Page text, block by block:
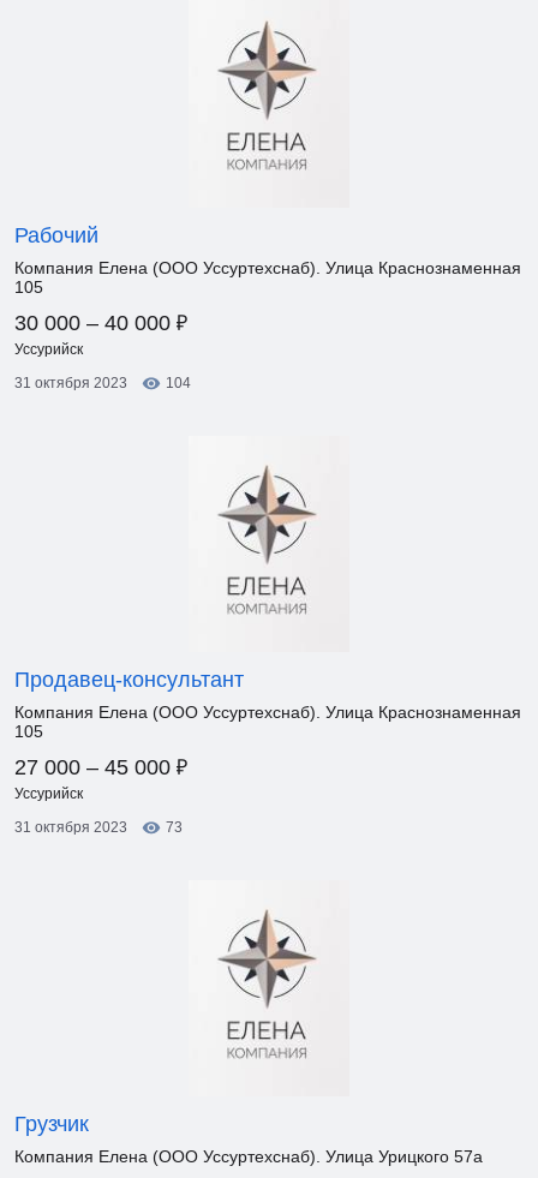
Рабочий
Компания Елена (ООО Уссуртехснаб). Улица Краснознаменная
105
30 000 – 40 000 ₽
Уссурийск
31 октября 2023
104
Продавец-консультант
Компания Елена (ООО Уссуртехснаб). Улица Краснознаменная
105
27 000 – 45 000 ₽
Уссурийск
31 октября 2023
73
Грузчик
Компания Елена (ООО Уссуртехснаб). Улица Урицкого 57а